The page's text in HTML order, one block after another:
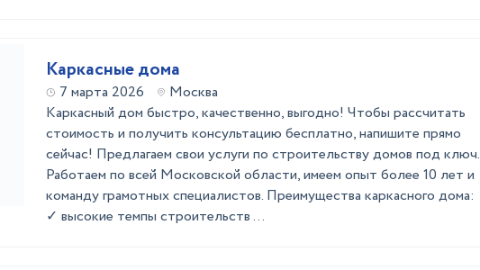
Каркасные дома
7 марта 2026
Москва
Каркасный дом быстро, качественно, выгодно! Чтобы рассчитать
стоимость и получить консультацию бесплатно, напишите прямо
сейчас! Предлагаем свои услуги по строительству домов под ключ.
Работаем по всей Московской области, имеем опыт более 10 лет и
команду грамотных специалистов. Преимущества каркасного дома:
✓ высокие темпы строительств ...